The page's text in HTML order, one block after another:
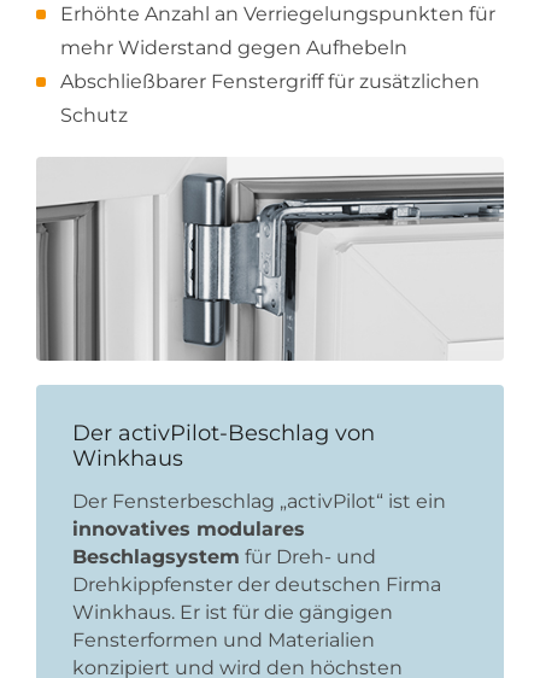
Erhöhte Anzahl an Verriegelungspunkten für
mehr Widerstand gegen Aufhebeln
Abschließbarer Fenstergriff für zusätzlichen
Schutz
Der activPilot-Beschlag von
Winkhaus
Der Fensterbeschlag „activPilot“ ist ein
innovatives modulares
Beschlagsystem für Dreh- und
Drehkippfenster der deutschen Firma
Winkhaus. Er ist für die gängigen
Fensterformen und Materialien
konzipiert und wird den höchsten